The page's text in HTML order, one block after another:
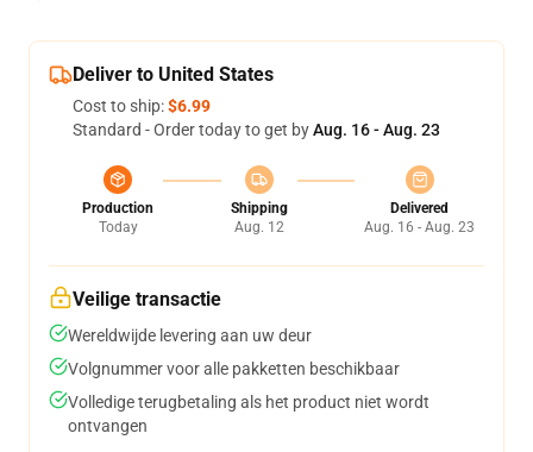
Deliver to United States
Cost to ship:$6.99
Standard - Order today to get byAug. 16 - Aug. 23
Production
Today
Shipping
Aug. 12
Delivered
Aug. 16 - Aug. 23
Veilige transactie
Wereldwijde levering aan uw deur
Volgnummer voor alle pakketten beschikbaar
Volledige terugbetaling als het product niet wordt
ontvangen